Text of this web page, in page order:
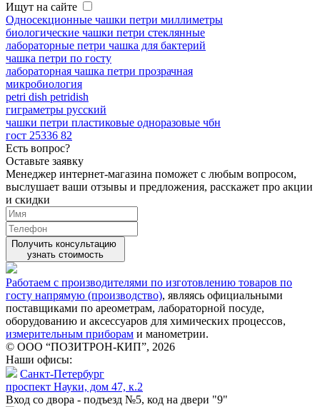
Ищут на сайте
Односекционные чашки петри миллиметры
биологические чашки петри стеклянные
лабораторные петри чашка для бактерий
чашка петри по госту
лабораторная чашка петри прозрачная
микробиология
petri dish petridish
гиграметры русский
чашки петри пластиковые одноразовые чбн
гост 25336 82
Есть вопрос?
Оставьте заявку
Менеджер интернет-магазина поможет с любым вопросом,
выслушает ваши отзывы и предложения, расскажет про акции
и скидки
Получить консультацию
узнать стоимость
Работаем с производителями по изготовлению товаров по
госту напрямую (производство), являясь официальными
поставщиками по ареометрам, лабораторной посуде,
оборудованию и аксессуаров для химических процессов,
измерительным приборам и манометрии.
© ООО “ПОЗИТРОН-КИП”, 2026
Наши офисы:
Санкт-Петербург
проспект Науки, дом 47, к.2
Вход со двора - подъезд №5, код на двери "9"